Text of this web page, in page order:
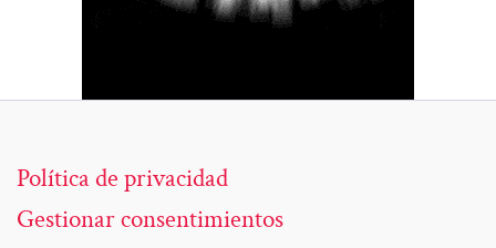
Política de privacidad
Gestionar consentimientos